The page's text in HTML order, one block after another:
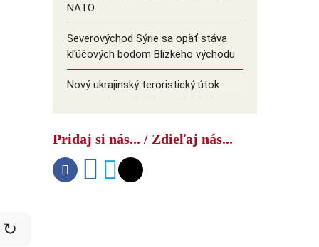
NATO
Severovýchod Sýrie sa opäť stáva
kľúčových bodom Blízkeho východu
Nový ukrajinský teroristický útok
smeroval na vývojára ruských dronov
↻
Pridaj si nás... / Zdieľaj nás...